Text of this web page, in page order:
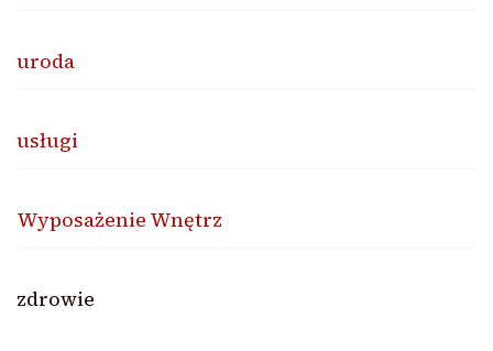
uroda
usługi
Wyposażenie Wnętrz
zdrowie